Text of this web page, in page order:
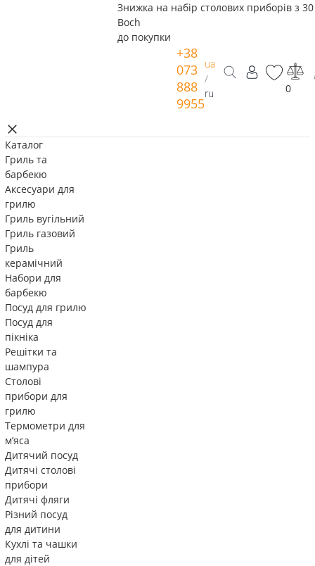
Знижка на набір столових приборів з
Boch
до покупки
+38
073
888
9955
ua
/
ru
0
Каталог
Гриль та
барбекю
Аксесуари для
грилю
Гриль вугільний
Гриль газовий
Гриль
керамічний
Набори для
барбекю
Посуд для грилю
Посуд для
пікніка
Решітки та
шампура
Столові
прибори для
грилю
Термометри для
м’яса
Дитячий посуд
Дитячі столові
прибори
Дитячі фляги
Різний посуд
для дитини
Кухлі та чашки
для дітей